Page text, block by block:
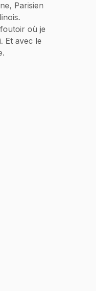
Parisien
où je
Et avec le